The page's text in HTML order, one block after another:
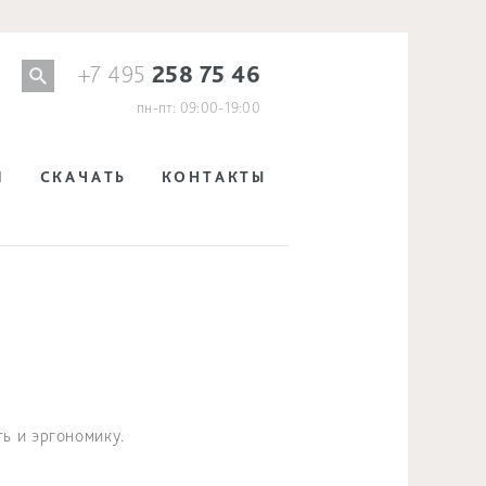
+7 495258 75 46
пн-пт: 09:00-19:00
СКАЧАТЬ КОНТАКТЫ
и эргономику.